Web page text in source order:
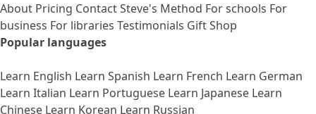
About Pricing ContactSteve's Method For schools For
business For libraries Testimonials Gift Shop
Popular languages
Learn English Learn Spanish Learn French Learn German
Learn Italian Learn Portuguese Learn Japanese Learn
Chinese Learn Korean Learn Russian